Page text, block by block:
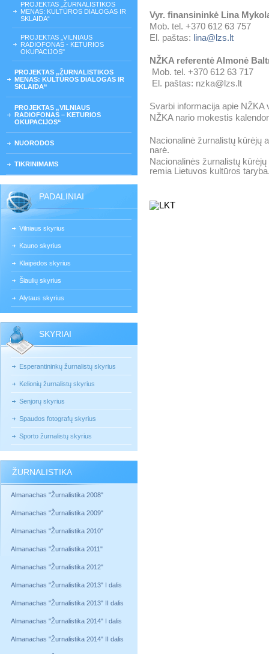
PROJEKTAS „ŽURNALISTIKOS
MENAS: KULTŪROS DIALOGAS IR
SKLAIDA“
PROJEKTAS „VILNIAUS
RADIOFONAS - KETURIOS
OKUPACIJOS"
PROJEKTAS „ŽURNALISTIKOS
MENAS: KULTŪROS DIALOGAS IR
SKLAIDA“
PROJEKTAS „VILNIAUS
RADIOFONAS – KETURIOS
OKUPACIJOS“
NUORODOS
TIKRINIMAMS
PADALINIAI
Vilniaus skyrius
Kauno skyrius
Klaipėdos skyrius
Šiaulių skyrius
Alytaus skyrius
SKYRIAI
Esperantininkų žurnalistų skyrius
Kelionių žurnalistų skyrius
Senjorų skyrius
Spaudos fotografų skyrius
Sporto žurnalistų skyrius
ŽURNALISTIKA
Almanachas "Žurnalistika 2008"
Almanachas "Žurnalistika 2009"
Almanachas "Žurnalistika 2010"
Almanachas "Žurnalistika 2011"
Almanachas "Žurnalistika 2012"
Almanachas "Žurnalistika 2013" I dalis
Almanachas "Žurnalistika 2013" II dalis
Almanachas "Žurnalistika 2014" I dalis
Almanachas "Žurnalistika 2014" II dalis
Vyr. finansininkė Lina
Mob. tel. +370 612 63 757
El. paštas: lina@lzs.lt
NŽKA referentė Almonė
Mob. tel. +370 612 63 717
El. paštas: nzka@lzs.lt
Svarbi informacija apie NŽKA
NŽKA nario mokestis
Nacionalinė žurnalistų kūrėjų
narė.
Nacionalinės žurnalistų
remia Lietuvos kultūros